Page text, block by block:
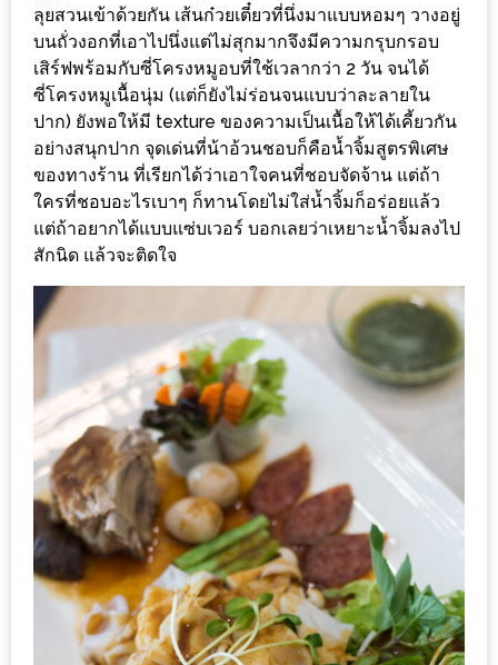
เดย์
อินน์
เชียงใหม่
PANDA
TIME
:
ทำไม
เรา
ไม่
อาหาร
ทาน
เอง?
SHOP
TOP
10
รีวิว
ร้าน
อาหาร
ลุยสวนเข้าด้วยกัน เส้นก๋วยเตี๋ยวที่นึ่งมาแบบหอมๆ วางอยู่
บนถั่วงอกที่เอาไปนึ่งแต่ไม่สุกมากจึงมีความกรุบกรอบ
เสิร์ฟพร้อมกับซี่โครงหมูอบที่ใช้เวลากว่า 2 วัน จนได้
ซี่โครงหมูเนื้อนุ่ม (แต่ก็ยังไม่ร่อนจนแบบว่าละลายใน
ปาก) ยังพอให้มี texture ของความเป็นเนื้อให้ได้เคี้ยวกัน
อย่างสนุกปาก จุดเด่นที่น้าอ้วนชอบก็คือน้ำจิ้มสูตรพิเศษ
ของทางร้าน ที่เรียกได้ว่าเอาใจคนที่ชอบจัดจ้าน แต่ถ้า
ใครที่ชอบอะไรเบาๆ ก็ทานโดยไม่ใส่น้ำจิ้มก็อร่อยแล้ว
แต่ถ้าอยากได้แบบแซ่บเวอร์ บอกเลยว่าเหยาะน้ำจิ้มลงไป
สักนิด แล้วจะติดใจ